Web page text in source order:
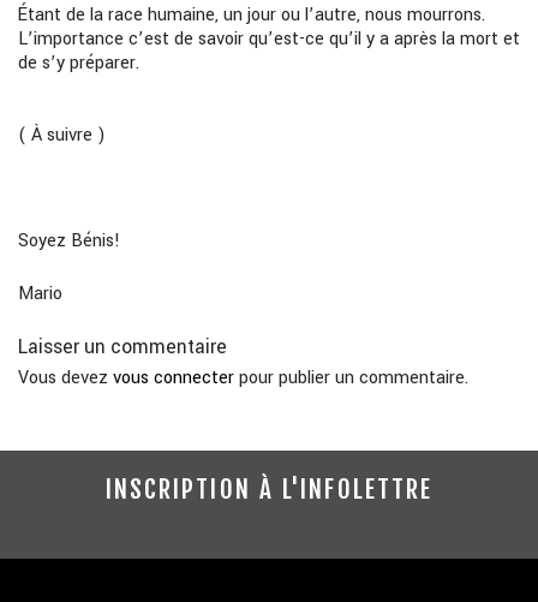
Étant de la race humaine, un jour ou l’autre, nous mourrons.
L’importance c’est de savoir qu’est-ce qu’il y a après la mort et
de s’y préparer.
( À suivre )
Soyez Bénis!
Mario
Laisser un commentaire
Vous devez vous connecterpour publier un commentaire.
INSCRIPTION À L'INFOLETTRE